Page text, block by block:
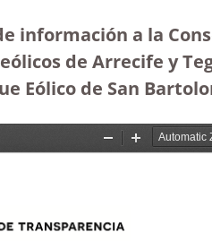
información a la
de Arrecife y
Eólico de San